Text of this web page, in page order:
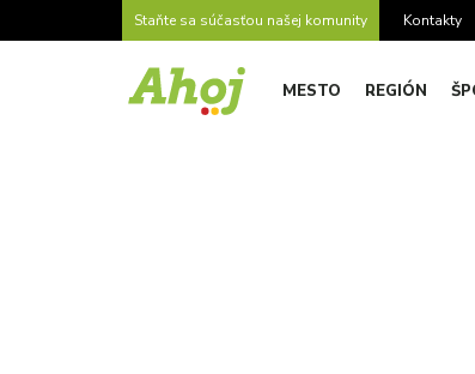
Staňte sa súčasťou našej komunity Kontakty
MESTO REGIÓN